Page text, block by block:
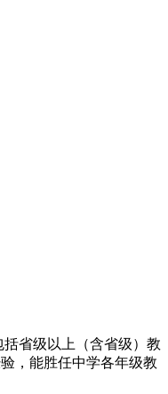
省级以上（含省级）教
，能胜任中学各年级教